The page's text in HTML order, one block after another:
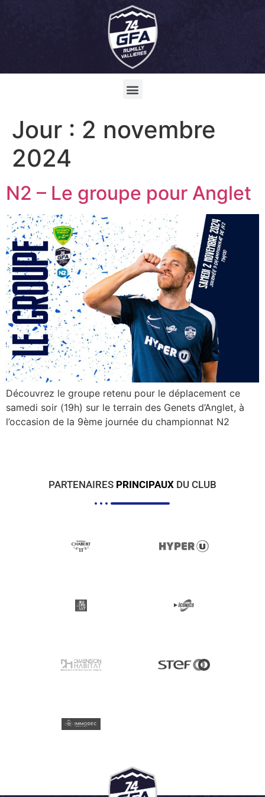
Jour : 2 novembre
2024
N2 – Le groupe pour Anglet
Découvrez le groupe retenu pour le déplacement ce
samedi soir (19h) sur le terrain des Genets d’Anglet, à
l’occasion de la 9ème journée du championnat N2
PARTENAIRES PRINCIPAUX DU CLUB